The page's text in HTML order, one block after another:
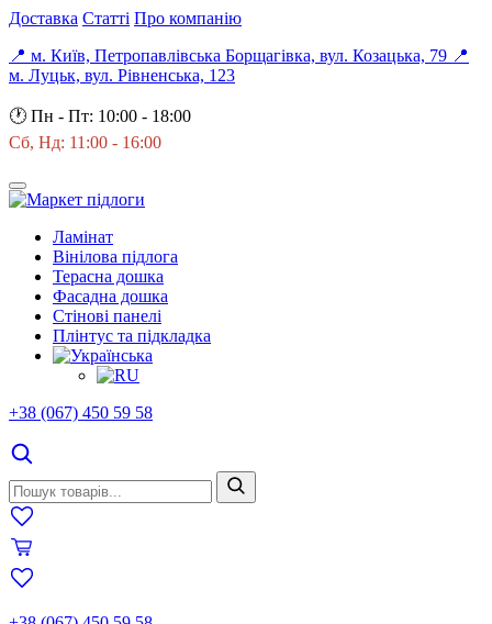
Доставка Статті Про компанію
📍 м. Київ, Петропавлівська Борщагівка, вул. Козацька, 79 📍
м. Луцьк, вул. Рівненська, 123
🕐 Пн - Пт: 10:00 - 18:00
Сб, Нд: 11:00 - 16:00
Ламінат
Вінілова підлога
Терасна дошка
Фасадна дошка
Стінові панелі
Плінтус та підкладка
+38 (067) 450 59 58